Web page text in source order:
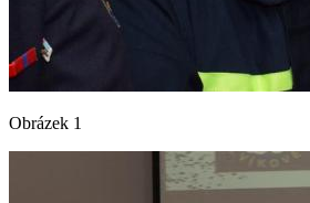
Obrázek 1